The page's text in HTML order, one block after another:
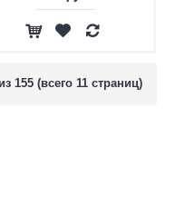
155 (всего 11 страниц)